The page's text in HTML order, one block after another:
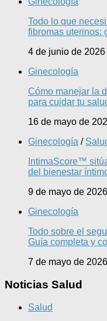
Todo lo que
fibromas uterinos:
4 de junio de 2026
Ginecología
Cómo manejar la
para cuidar tu
16 de mayo de
Ginecología /
IntimaScore™
del bienestar
9 de mayo de 2026
Ginecología
Todo sobre el
Guía completa y
7 de mayo de 2026
Noticias Salud
Salud